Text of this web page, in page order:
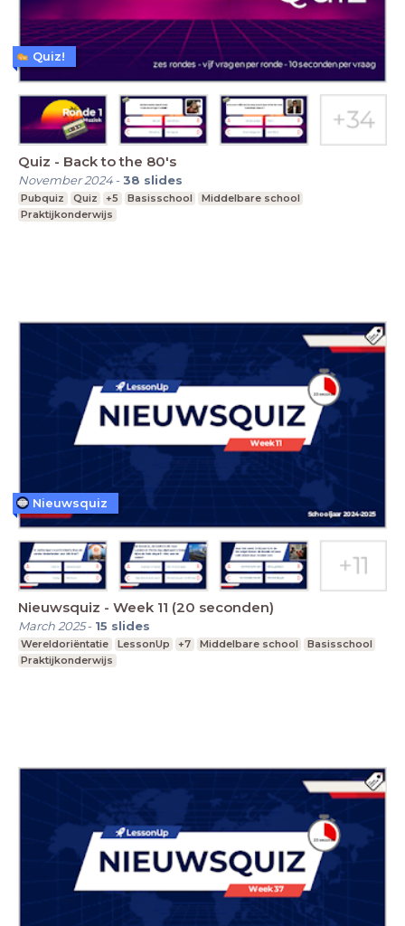
Quiz - Back to the 80's
November 2024-38 slides
Pubquiz Quiz +5 Basisschool
Middelbare school
Praktijkonderwijs
Quiz!
Nieuwsquiz - Week 11 (20 seconden)
March 2025- 15 slides
Wereldoriëntatie LessonUp +7 Middelbare school
Basisschool
Praktijkonderwijs
Nieuwsquiz